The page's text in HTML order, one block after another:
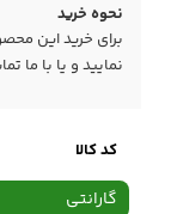
نحوه خرید
برای خرید این
نمایید و یا با ما
کد کالا
گارانتی